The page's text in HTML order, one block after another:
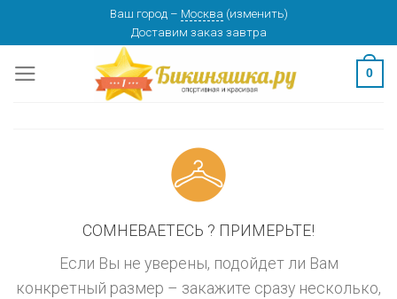
content
Ваш город – Москва (изменить)
Доставим заказ завтра
0
СОМНЕВАЕТЕСЬ ? ПРИМЕРЬТЕ!
Если Вы не уверены, подойдет ли Вам
конкретный размер – закажите сразу несколько,
изменить